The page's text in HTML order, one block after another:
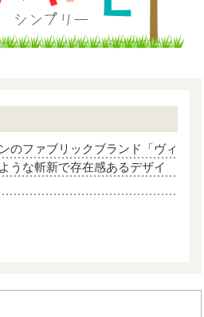
のファブリックブランド「ヴィ
うな斬新で存在感あるデザイ